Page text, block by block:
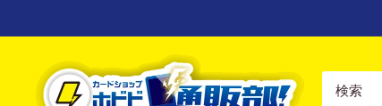
ン
【ポ
ケ